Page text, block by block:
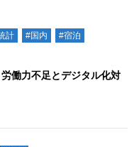
計 #国内
#宿泊
働力不足とデジタル化対